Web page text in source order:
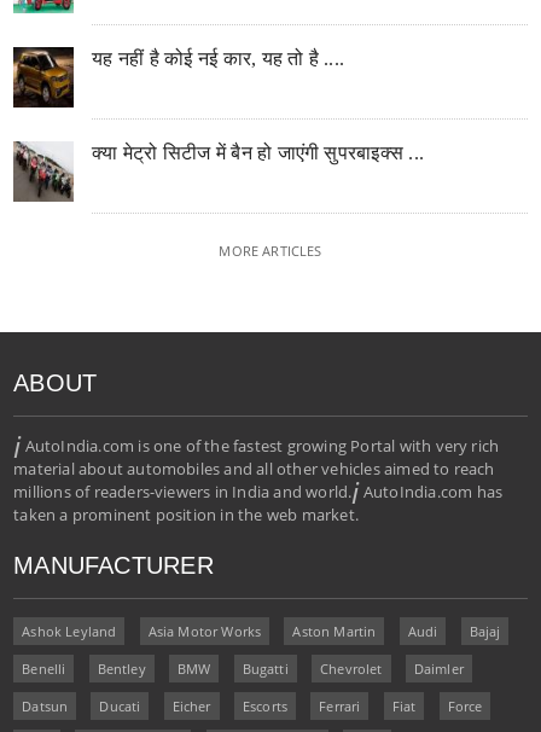
यह नहीं है कोई नई कार, यह तो है ....
क्या मेट्रो सिटीज में बैन हो जाएंगी सुपरबाइक्स ...
MORE ARTICLES
ABOUT
iAutoIndia.com is one of the fastest growing Portal with very rich
material about automobiles and all other vehicles aimed to reach
millions of readers-viewers in India and world.iAutoIndia.com has
taken a prominent position in the web market.
MANUFACTURER
Ashok Leyland Asia Motor Works Aston Martin Audi Bajaj
Benelli Bentley BMW Bugatti Chevrolet Daimler
Datsun Ducati Eicher Escorts Ferrari Fiat Force